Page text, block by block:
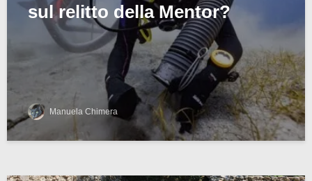
sul relitto della Mentor?
Manuela Chimera